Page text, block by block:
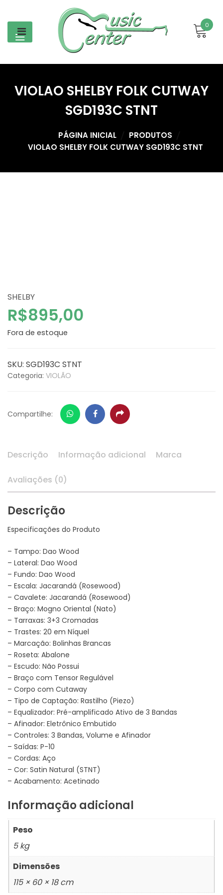
content
0
VIOLAO SHELBY FOLK CUTWAY
SGD193C STNT
PÁGINA INICIAL
PRODUTOS
VIOLAO SHELBY FOLK CUTWAY SGD193C STNT
SHELBY
R$895,00
Fora de estoque
SKU: SGD193C STNT
Categoria: VIOLÃO
Compartilhe: WhatsappFacebookShare
Descrição Informação adicional Marca
Avaliações (0)
Descrição
Especificações do Produto
– Tampo: Dao Wood
– Lateral: Dao Wood
– Fundo: Dao Wood
– Escala: Jacarandá (Rosewood)
– Cavalete: Jacarandá (Rosewood)
– Braço: Mogno Oriental (Nato)
– Tarraxas: 3+3 Cromadas
– Trastes: 20 em Níquel
– Marcação: Bolinhas Brancas
– Roseta: Abalone
– Escudo: Não Possui
– Braço com Tensor Regulável
– Corpo com Cutaway
– Tipo de Captação: Rastilho (Piezo)
– Equalizador: Pré-amplificado Ativo de 3 Bandas
– Afinador: Eletrônico Embutido
– Controles: 3 Bandas, Volume e Afinador
– Saídas: P-10
– Cordas: Aço
– Cor: Satin Natural (STNT)
– Acabamento: Acetinado
Informação adicional
Peso
5 kg
Dimensões
115 × 60 × 18 cm